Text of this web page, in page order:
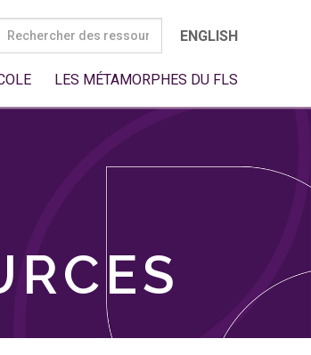
ENGLISH
LES MÉTAMORPHES DU FLS